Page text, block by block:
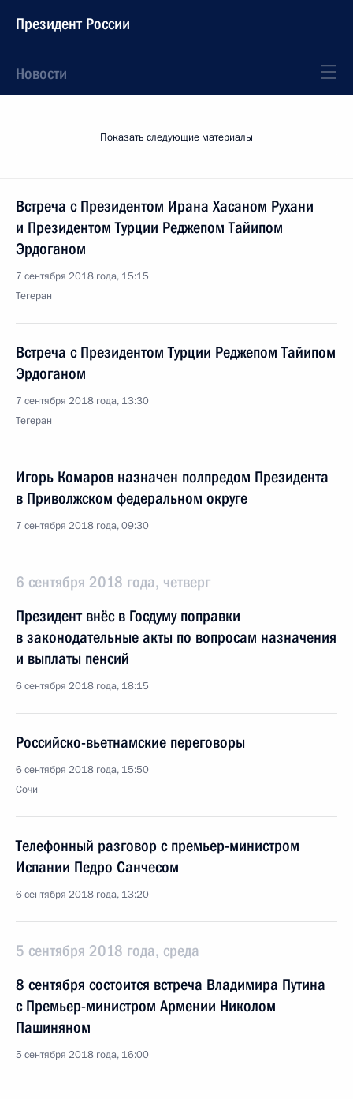
Президент России
Новости
Показать следующие материалы
Встреча с Президентом Ирана Хасаном Рухани
и Президентом Турции Реджепом Тайипом
Эрдоганом
7 сентября 2018 года, 15:15
Тегеран
Встреча с Президентом Турции Реджепом Тайипом
Эрдоганом
7 сентября 2018 года, 13:30
Тегеран
Игорь Комаров назначен полпредом Президента
в Приволжском федеральном округе
7 сентября 2018 года, 09:30
6 сентября 2018 года, четверг
Президент внёс в Госдуму поправки
в законодательные акты по вопросам назначения
и выплаты пенсий
6 сентября 2018 года, 18:15
Российско-вьетнамские переговоры
6 сентября 2018 года, 15:50
Сочи
Телефонный разговор с премьер-министром
Испании Педро Санчесом
6 сентября 2018 года, 13:20
5 сентября 2018 года, среда
8 сентября состоится встреча Владимира Путина
с Премьер-министром Армении Николом
Пашиняном
5 сентября 2018 года, 16:00